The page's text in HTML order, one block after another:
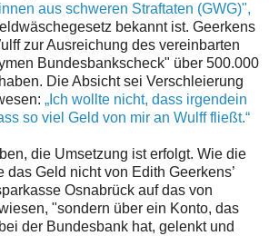
aus schweren Straftaten (GWG)",
bekannt ist. Geerkens
zur Ausreichung des vereinbarten
Bundesbankscheck" über 500.000
Die Absicht sei Verschleierung
„Ich wollte nicht, dass irgendein
so viel Geld von mir an Wulff fließt.“
die Umsetzung ist erfolgt. Wie die
das Geld nicht von Edith Geerkens’
Osnabrück auf das von
"sondern über ein Konto, das
der Bundesbank hat, gelenkt und